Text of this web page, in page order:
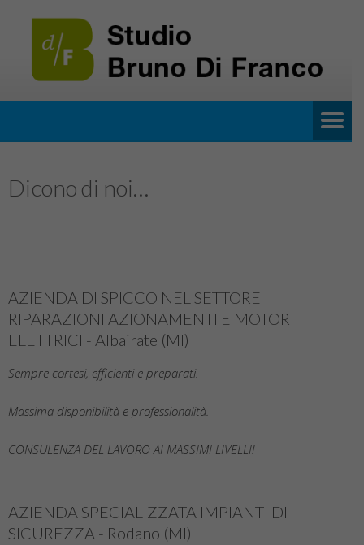
Dicono di noi…
AZIENDA DI SPICCO NEL SETTORE
RIPARAZIONI AZIONAMENTI E MOTORI
ELETTRICI - Albairate (MI)
Sempre cortesi, efficienti e preparati.
Massima disponibilità e professionalità.
CONSULENZA DEL LAVORO AI MASSIMI LIVELLI!
AZIENDA SPECIALIZZATA IMPIANTI DI
SICUREZZA - Rodano (MI)